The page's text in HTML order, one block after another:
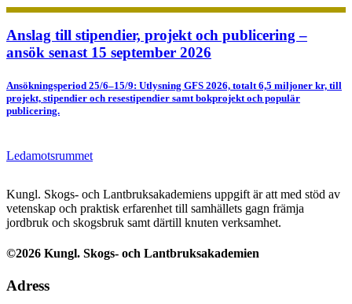
Anslag till stipendier, projekt och publicering –
ansök senast 15 september 2026
Ansökningsperiod 25/6–15/9: Utlysning GFS 2026, totalt 6,5 miljoner kr, till
projekt, stipendier och resestipendier samt bokprojekt och populär
publicering.
Ledamotsrummet
Kungl. Skogs- och Lantbruksakademiens uppgift är att med stöd av
vetenskap och praktisk erfarenhet till samhällets gagn främja
jordbruk och skogsbruk samt därtill knuten verksamhet.
©2026 Kungl. Skogs- och Lantbruksakademien
Adress